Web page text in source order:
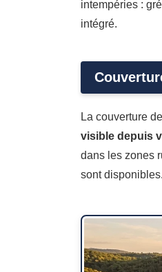
intempéries :
intégré.
La couverture
visible depuis
dans les zones
sont disponibles.